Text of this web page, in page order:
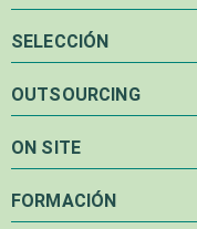
SELECCIÓN
OUTSOURCING
ON SITE
FORMACIÓN